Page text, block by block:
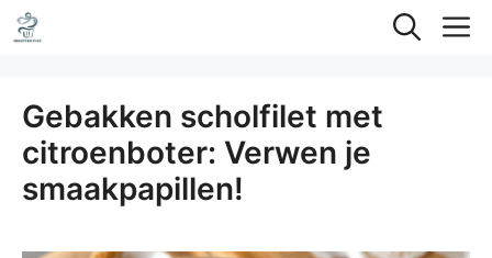
Ga
naar
inhoud
Gebakken scholfilet met
citroenboter: Verwen je
smaakpapillen!